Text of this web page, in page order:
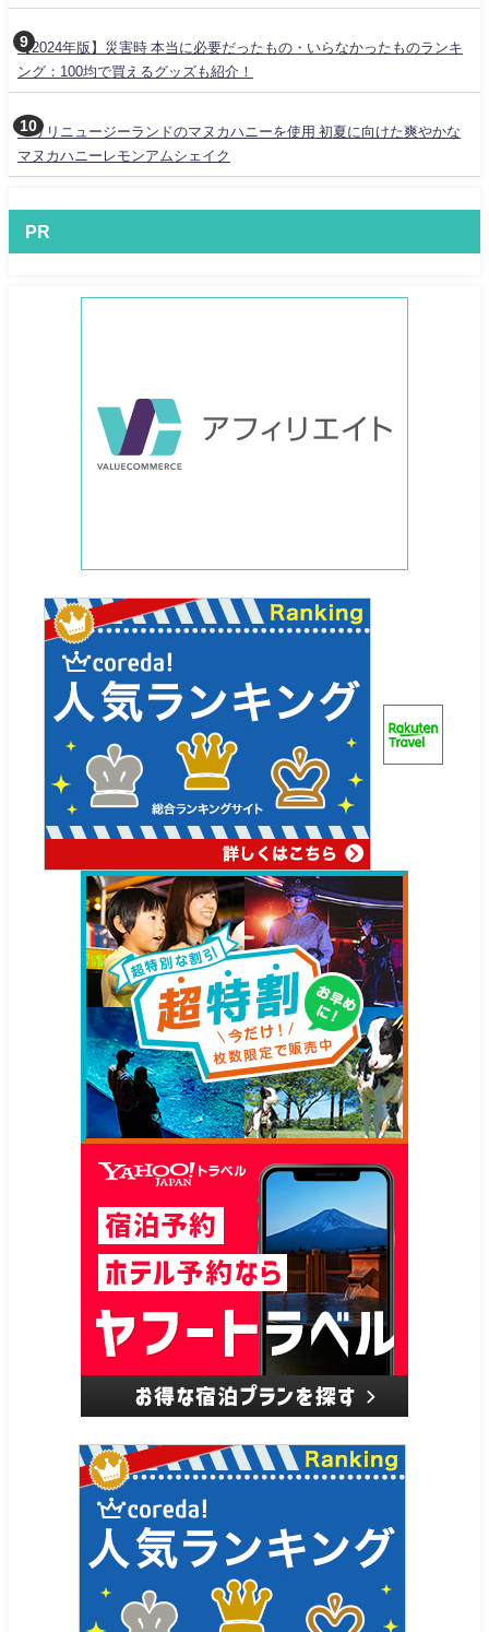
【2024年版】災害時 本当に必要だったもの・いらなかったものランキ
ング：100均で買えるグッズも紹介！
マリリニュージーランドのマヌカハニーを使用 初夏に向けた爽やかな
マヌカハニーレモンアムシェイク
PR